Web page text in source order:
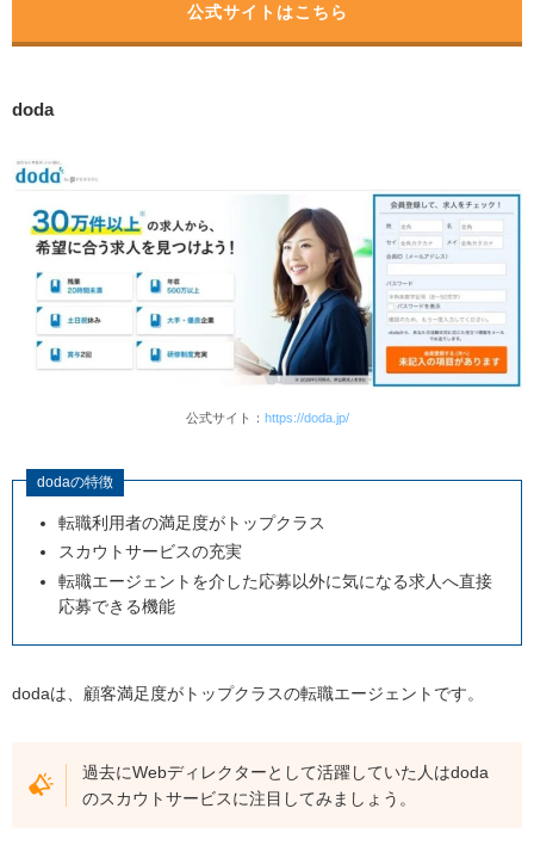
公式サイトはこちら
doda
公式サイト： https://doda.jp/
dodaの特徴
転職利用者の満足度がトップクラス
スカウトサービスの充実
転職エージェントを介した応募以外に気になる求人へ直接
応募できる機能
dodaは、顧客満足度がトップクラスの転職エージェントです。
過去にWebディレクターとして活躍していた人はdoda
のスカウトサービスに注目してみましょう。